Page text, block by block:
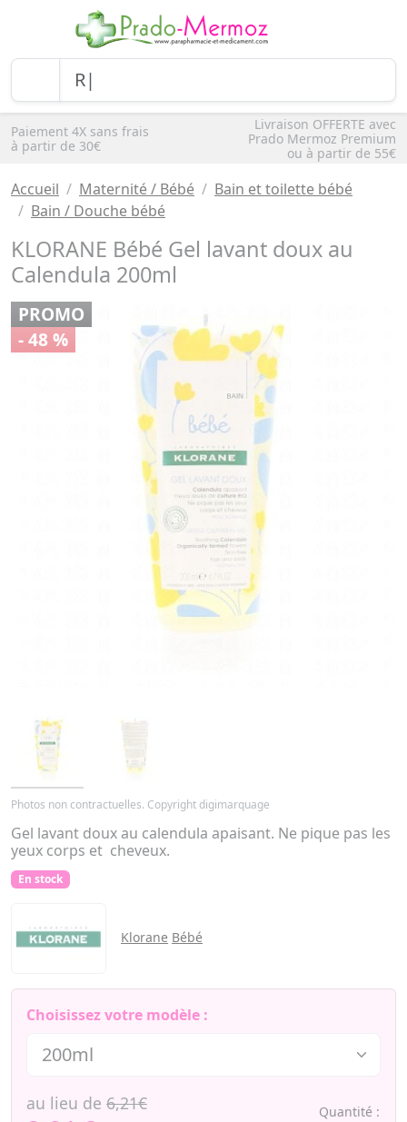
Paiement 4X sans frais
à partir de 30€
Livraison OFFERTE avec
Prado Mermoz Premium
ou à partir de 55€
Accueil Maternité / Bébé
Bain et toilette bébé
Bain / Douche bébé
KLORANE Bébé Gel lavant doux au
Calendula 200ml
PROMO
- 48 %
Photos non contractuelles. Copyright digimarquage
Gel lavant doux au calendula apaisant. Ne pique pas les
yeux corps et cheveux.
En stock
Klorane Bébé
Choisissez votre modèle :
au lieu de 6,21€ Quantité :